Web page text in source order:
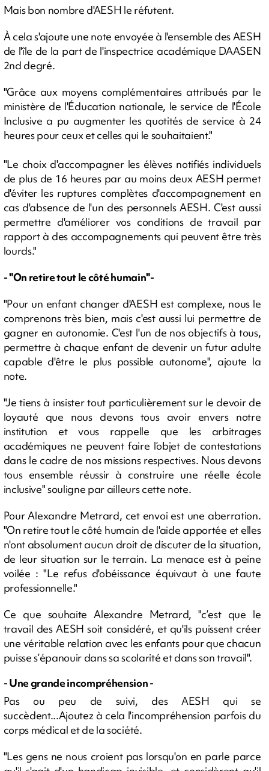
Mais bon nombre d'AESH le réfutent.
À cela s'ajoute une note envoyée à l'ensemble des AESH
de l'île de la part de l'inspectrice académique DAASEN
2nd degré.
"Grâce aux moyens complémentaires attribués par le
ministère de l'Éducation nationale, le service de l'École
Inclusive a pu augmenter les quotités de service à 24
heures pour ceux et celles qui le souhaitaient."
"Le choix d'accompagner les élèves notifiés individuels
de plus de 16 heures par au moins deux AESH permet
d'éviter les ruptures complètes d'accompagnement en
cas d'absence de l'un des personnels AESH. C'est aussi
permettre d'améliorer vos conditions de travail par
rapport à des accompagnements qui peuvent être très
lourds."
- "On retire tout le côté humain"-
"Pour un enfant changer d'AESH est complexe, nous le
comprenons très bien, mais c'est aussi lui permettre de
gagner en autonomie. C'est l'un de nos objectifs à tous,
permettre à chaque enfant de devenir un futur adulte
capable d'être le plus possible autonome", ajoute la
note.
"Je tiens à insister tout particulièrement sur le devoir de
loyauté que nous devons tous avoir envers notre
institution et vous rappelle que les arbitrages
académiques ne peuvent faire l’objet de contestations
dans le cadre de nos missions respectives. Nous devons
tous ensemble réussir à construire une réelle école
inclusive" souligne par ailleurs cette note.
Pour Alexandre Metrard, cet envoi est une aberration.
"On retire tout le côté humain de l'aide apportée et elles
n'ont absolument aucun droit de discuter de la situation,
de leur situation sur le terrain. La menace est à peine
voilée : "Le refus d'obéissance équivaut à une faute
professionnelle."
Ce que souhaite Alexandre Metrard, "c’est que le
travail des AESH soit considéré, et qu'ils puissent créer
une véritable relation avec les enfants pour que chacun
puisse s’épanouir dans sa scolarité et dans son travail".
- Une grande incompréhension -
Pas ou peu de suivi, des AESH qui se
succèdent...Ajoutez à cela l'incompréhension parfois du
corps médical et de la société.
"Les gens ne nous croient pas lorsqu'on en parle parce